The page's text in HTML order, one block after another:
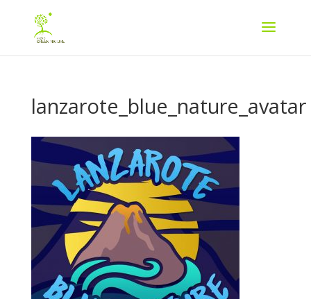
lanzarote_blue_nature_avatar